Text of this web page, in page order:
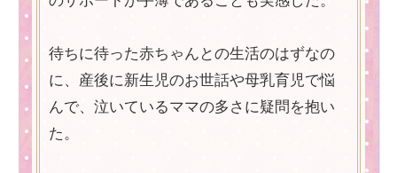
待ちに待った赤ちゃんとの生活のはずなの
に、産後に新生児のお世話や母乳育児で悩
んで、泣いているママの多さに疑問を抱い
た。